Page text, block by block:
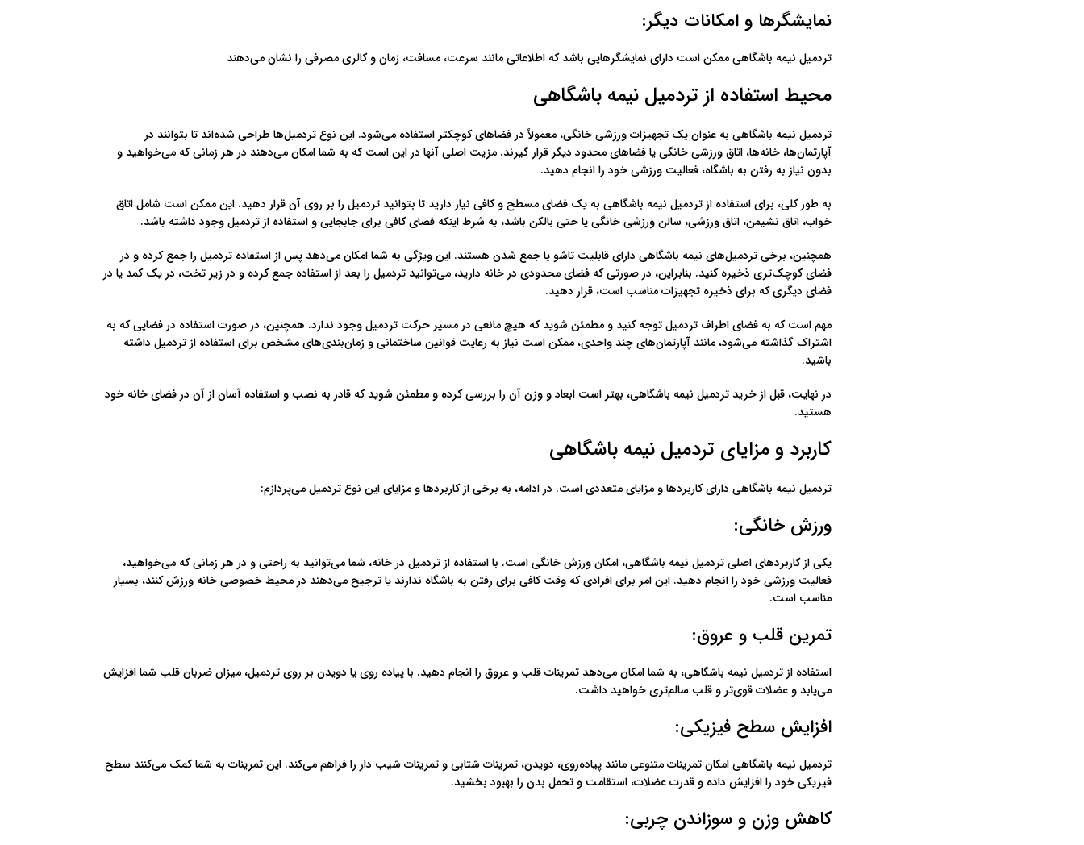
نمایشگرها و امکانات دیگر:
تردمیل نیمه باشگاهی ممکن است دارای نمایشگرهایی باشد که اطلاعاتی مانند سرعت، مسافت، زمان و کالری مصرفی را نشان می‌دهند
محیط استفاده از تردمیل نیمه باشگاهی
تردمیل نیمه باشگاهی به عنوان یک تجهیزات ورزشی خانگی، معمولاً در فضاهای کوچکتر استفاده می‌شود. این نوع تردمیل‌ها طراحی شده‌اند تا بتوانند در
آپارتمان‌ها، خانه‌ها، اتاق ورزشی خانگی یا فضاهای محدود دیگر قرار گیرند. مزیت اصلی آنها در این است که به شما امکان می‌دهند در هر زمانی که می‌خواهید و
بدون نیاز به رفتن به باشگاه، فعالیت ورزشی خود را انجام دهید.
به طور کلی، برای استفاده از تردمیل نیمه باشگاهی به یک فضای مسطح و کافی نیاز دارید تا بتوانید تردمیل را بر روی آن قرار دهید. این ممکن است شامل اتاق
خواب، اتاق نشیمن، اتاق ورزشی، سالن ورزشی خانگی یا حتی بالکن باشد، به شرط اینکه فضای کافی برای جابجایی و استفاده از تردمیل وجود داشته باشد.
همچنین، برخی تردمیل‌های نیمه باشگاهی دارای قابلیت تاشو یا جمع شدن هستند. این ویژگی به شما امکان می‌دهد پس از استفاده تردمیل را جمع کرده و در
فضای کوچک‌تری ذخیره کنید. بنابراین، در صورتی که فضای محدودی در خانه دارید، می‌توانید تردمیل را بعد از استفاده جمع کرده و در زیر تخت، در یک کمد یا در
فضای دیگری که برای ذخیره تجهیزات مناسب است، قرار دهید.
مهم است که به فضای اطراف تردمیل توجه کنید و مطمئن شوید که هیچ مانعی در مسیر حرکت تردمیل وجود ندارد. همچنین، در صورت استفاده در فضایی که به
اشتراک گذاشته می‌شود، مانند آپارتمان‌های چند واحدی، ممکن است نیاز به رعایت قوانین ساختمانی و زمان‌بندی‌های مشخص برای استفاده از تردمیل داشته
باشید.
در نهایت، قبل از خرید تردمیل نیمه باشگاهی، بهتر است ابعاد و وزن آن را بررسی کرده و مطمئن شوید که قادر به نصب و استفاده آسان از آن در فضای خانه خود
هستید.
کاربرد و مزایای تردمیل نیمه باشگاهی
تردمیل نیمه باشگاهی دارای کاربردها و مزایای متعددی است. در ادامه، به برخی از کاربردها و مزایای این نوع تردمیل می‌پردازم:
ورزش خانگی:
یکی از کاربردهای اصلی تردمیل نیمه باشگاهی، امکان ورزش خانگی است. با استفاده از تردمیل در خانه، شما می‌توانید به راحتی و در هر زمانی که می‌خواهید،
فعالیت ورزشی خود را انجام دهید. این امر برای افرادی که وقت کافی برای رفتن به باشگاه ندارند یا ترجیح می‌دهند در محیط خصوصی خانه ورزش کنند، بسیار
مناسب است.
تمرین قلب و عروق:
استفاده از تردمیل نیمه باشگاهی، به شما امکان می‌دهد تمرینات قلب و عروق را انجام دهید. با پیاده روی یا دویدن بر روی تردمیل، میزان ضربان قلب شما افزایش
می‌یابد و عضلات قوی‌تر و قلب سالم‌تری خواهید داشت.
افزایش سطح فیزیکی:
تردمیل نیمه باشگاهی امکان تمرینات متنوعی مانند پیاده‌روی، دویدن، تمرینات شتابی و تمرینات شیب دار را فراهم می‌کند. این تمرینات به شما کمک می‌کنند سطح
فیزیکی خود را افزایش داده و قدرت عضلات، استقامت و تحمل بدن را بهبود بخشید.
کاهش وزن و سوزاندن چربی: